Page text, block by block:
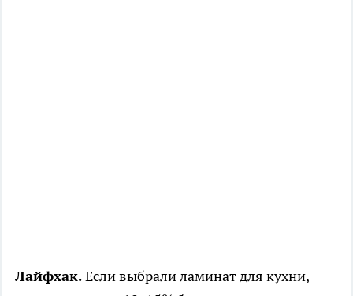
Лайфхак.Если выбрали ламинат для кухни,